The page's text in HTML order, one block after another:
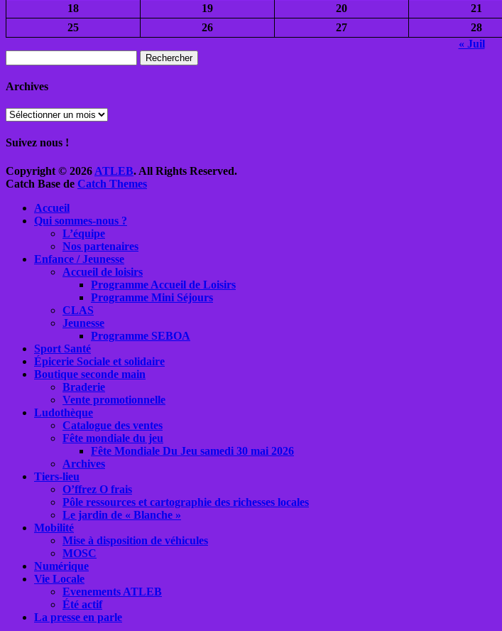
18
19 20 21
25
26 27 28
« Juil
Archives
Archives
Suivez nous !
Facebook
E-
mail
YouTube
Tél
Copyright © 2026 ATLEB. All Rights Reserved.
Catch Base de Catch Themes
remonterAccueil
Qui sommes-nous ?
L’équipe
Nos partenaires
Enfance / Jeunesse
Accueil de loisirs
Programme Accueil de Loisirs
Programme Mini Séjours
CLAS
Jeunesse
Programme SEBOA
Sport Santé
Épicerie Sociale et solidaire
Boutique seconde main
Braderie
Vente promotionnelle
Ludothèque
Catalogue des ventes
Fête mondiale du jeu
Fête Mondiale Du Jeu samedi 30 mai 2026
Archives
Tiers-lieu
O’ffrez O frais
Pôle ressources et cartographie des richesses locales
Le jardin de « Blanche »
Mobilité
Mise à disposition de véhicules
MOSC
Numérique
Vie Locale
Evenements ATLEB
Été actif
La presse en parle